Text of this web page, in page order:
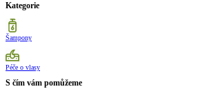
Kategorie
Šampony
Péče o vlasy
S čím vám pomůžeme